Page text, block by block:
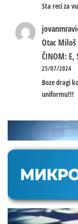
Sta reci za
Otac Miloš
ČINOM:
25/07/2024
Boze dragi
uniformu!!!